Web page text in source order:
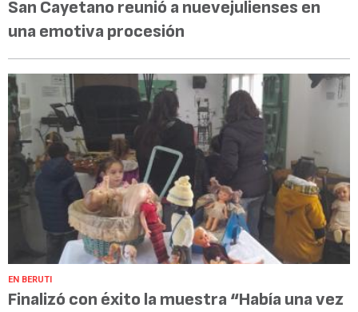
San Cayetano reunió a nuevejulienses en
una emotiva procesión
EN BERUTI
Finalizó con éxito la muestra “Había una vez